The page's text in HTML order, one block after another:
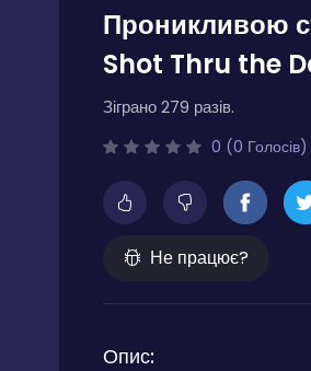
Проникливою
Shot Thru the
Зіграно 279 разів.
0 (0 Голосів)
Не працює?
Опис: